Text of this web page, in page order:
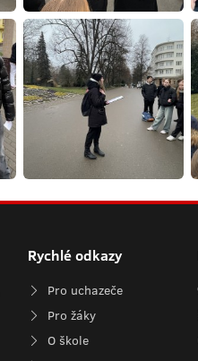
Rychlé odkazy
Pro uchazeče
Pro žáky
O škole